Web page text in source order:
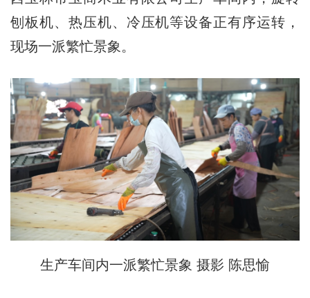
刨板机、热压机、冷压机等设备正有序运转，
现场一派繁忙景象。
生产车间内一派繁忙景象 摄影 陈思愉